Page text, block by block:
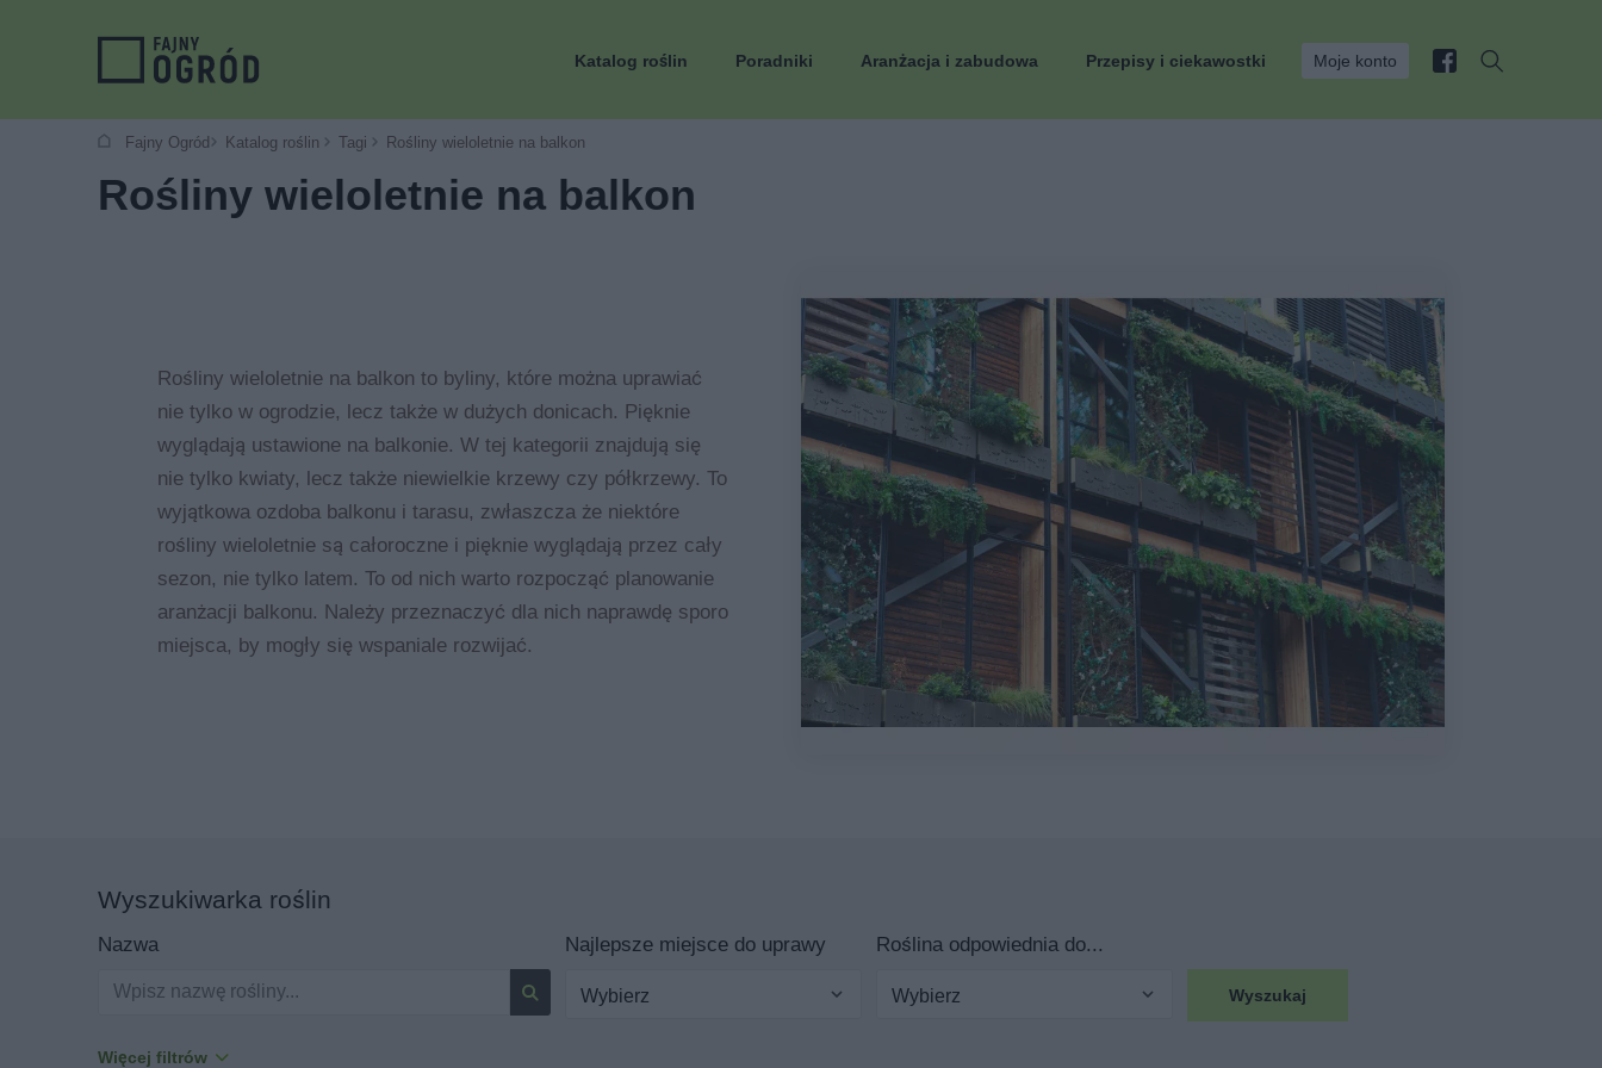
Katalog roślin Poradniki Aranżacja i zabudowa Przepisy i ciekawostki Moje konto
Fajny Ogród Katalog roślin Tagi Rośliny wieloletnie na balkon
Rośliny wieloletnie na balkon
Rośliny wieloletnie na balkon to byliny, które można uprawiać
nie tylko w ogrodzie, lecz także w dużych donicach. Pięknie
wyglądają ustawione na balkonie. W tej kategorii znajdują się
nie tylko kwiaty, lecz także niewielkie krzewy czy półkrzewy. To
wyjątkowa ozdoba balkonu i tarasu, zwłaszcza że niektóre
rośliny wieloletnie są całoroczne i pięknie wyglądają przez cały
sezon, nie tylko latem. To od nich warto rozpocząć planowanie
aranżacji balkonu. Należy przeznaczyć dla nich naprawdę sporo
miejsca, by mogły się wspaniale rozwijać.
Wyszukiwarka roślin
Nazwa Najlepsze miejsce do uprawy
Wybierz
Roślina odpowiednia do...
Wybierz Wyszukaj
Więcej filtrów